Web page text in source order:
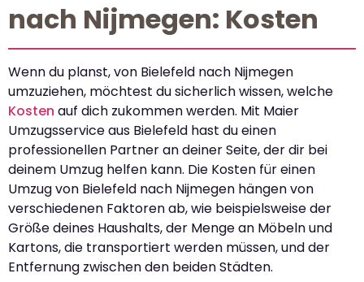
nach Nijmegen: Kosten
Wenn du planst, von Bielefeld nach Nijmegen
umzuziehen, möchtest du sicherlich wissen, welche
Kosten auf dich zukommen werden. Mit Maier
Umzugsservice aus Bielefeld hast du einen
professionellen Partner an deiner Seite, der dir bei
deinem Umzug helfen kann. Die Kosten für einen
Umzug von Bielefeld nach Nijmegen hängen von
verschiedenen Faktoren ab, wie beispielsweise der
Größe deines Haushalts, der Menge an Möbeln und
Kartons, die transportiert werden müssen, und der
Entfernung zwischen den beiden Städten.